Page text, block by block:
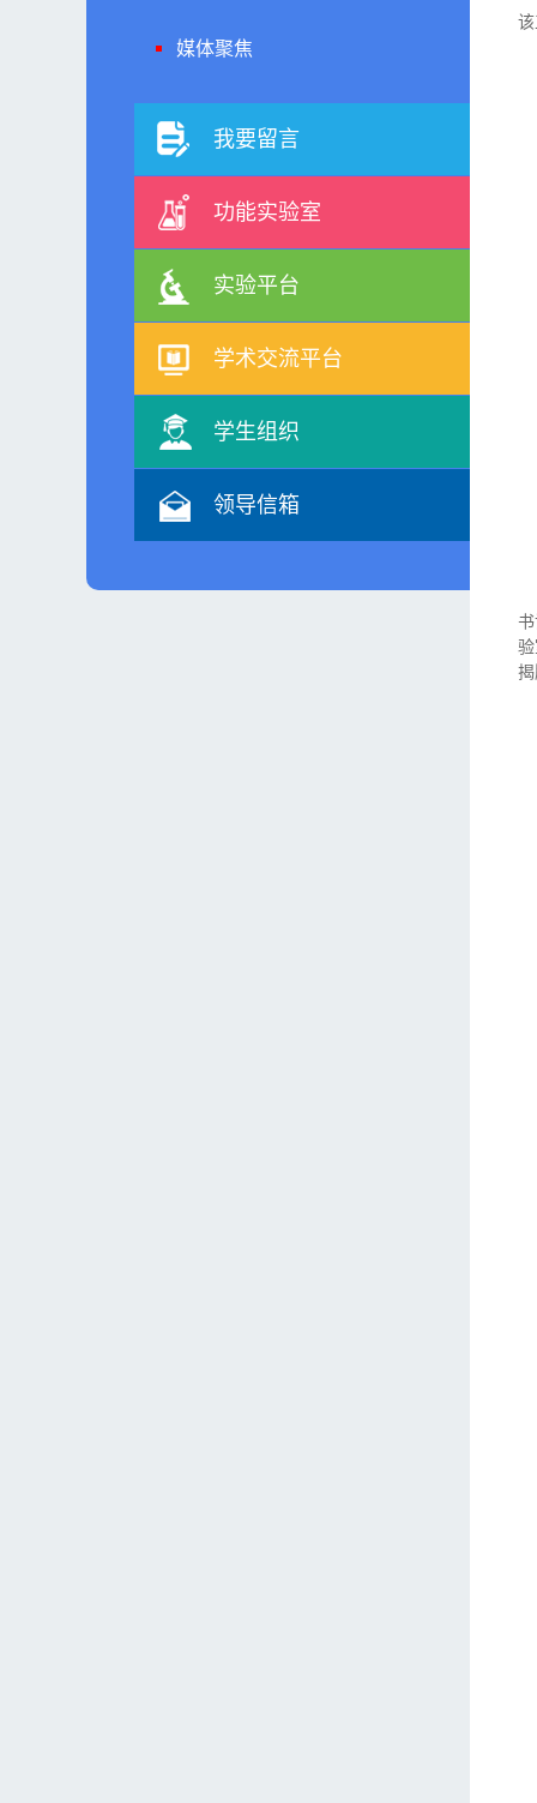
媒体聚焦
我要留言
功能实验室
实验平台
学术交流平台
学生组织
领导信箱